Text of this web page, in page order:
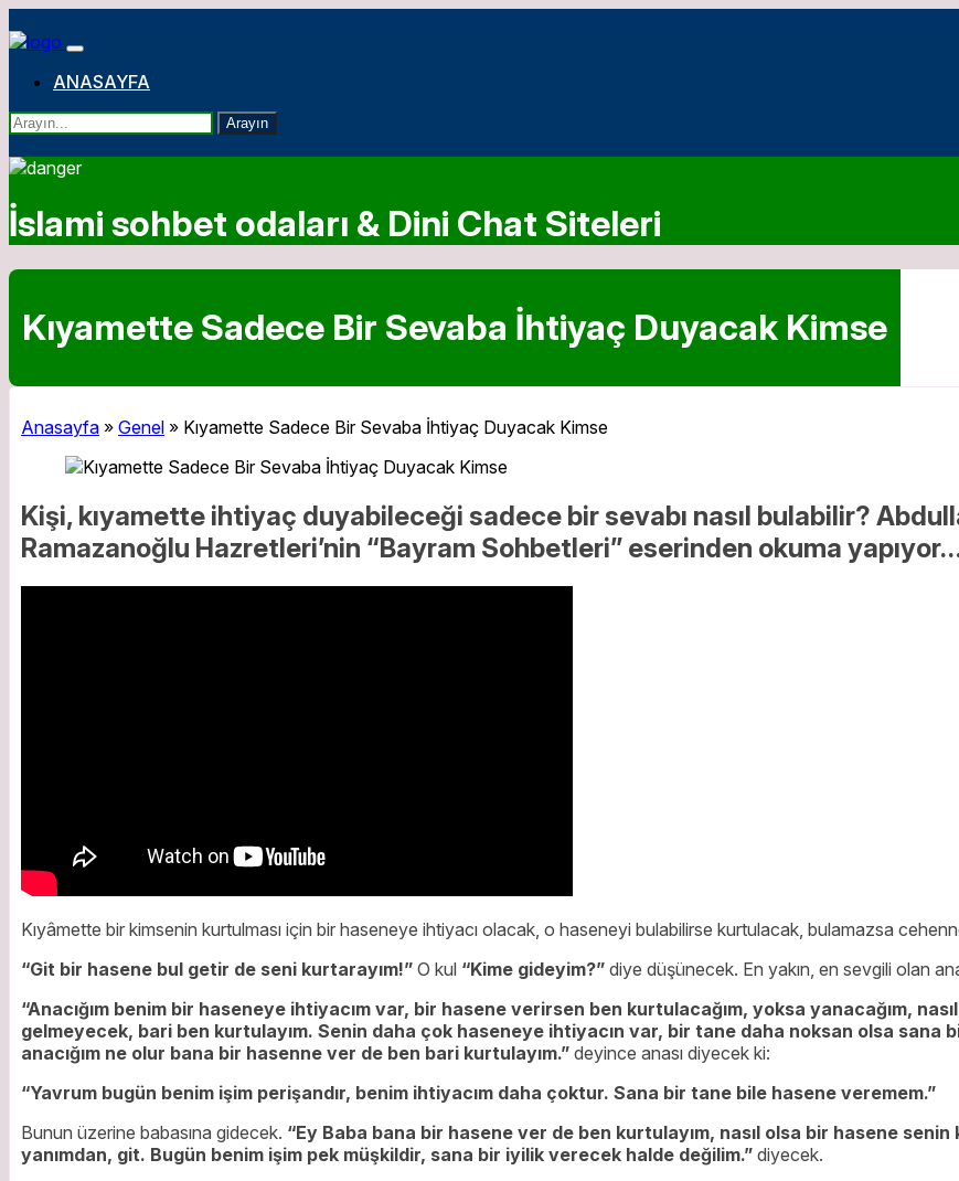
ANASAYFA
Arayın
İslami sohbet odaları & Dini Chat Siteleri
Kıyamette Sadece Bir Sevaba İhtiyaç Duyacak Kimse
Anasayfa » Genel » Kıyamette Sadece Bir Sevaba İhtiyaç Duyacak Kimse
Kişi, kıyamette ihtiyaç duyabileceği sadece bir sevabı nasıl bulabilir?
Ramazanoğlu Hazretleri’nin “Bayram Sohbetleri” eserinden okuma
Kıyâmette bir kimsenin kurtulması için bir haseneye ihtiyacı olacak, o haseneyi bulabilirse kurtulacak, bulamazsa
“Git bir hasene bul getir de seni kurtarayım!” O kul “Kime gideyim?” diye düşünecek. En yakın, en sevgili olan
“Anacığım benim bir haseneye ihtiyacım var, bir hasene verirsen ben kurtulacağım, yoksa yanacağım,
gelmeyecek, bari ben kurtulayım. Senin daha çok haseneye ihtiyacın var, bir tane daha noksan olsa sana
anacığım ne olur bana bir hasenne ver de ben bari kurtulayım.” deyince anası diyecek ki:
“Yavrum bugün benim işim perişandır, benim ihtiyacım daha çoktur. Sana bir tane bile hasene veremem.”
Bunun üzerine babasına gidecek. “Ey Baba bana bir hasene ver de ben kurtulayım, nasıl olsa bir hasene
yanımdan, git. Bugün benim işim pek müşkildir, sana bir iyilik verecek halde değilim.” diyecek.